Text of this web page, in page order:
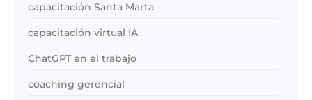
capacitación Santa Marta
capacitación virtual IA
ChatGPT en el trabajo
coaching gerencial